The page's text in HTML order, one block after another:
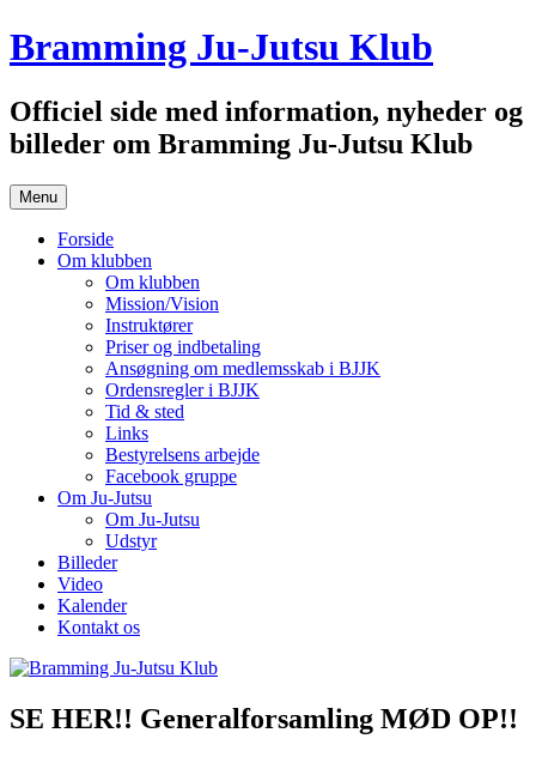
Hop
til
Bramming Ju-Jutsu Klub
Officiel side med information, nyheder og
billeder om Bramming Ju-Jutsu Klub
Menu
Forside
Om klubben
Om klubben
Mission/Vision
Instruktører
Priser og indbetaling
Ansøgning om medlemsskab i BJJK
Ordensregler i BJJK
Tid & sted
Links
Bestyrelsens arbejde
Facebook gruppe
Om Ju-Jutsu
Om Ju-Jutsu
Udstyr
Billeder
Video
Kalender
Kontakt os
SE HER!! Generalforsamling MØD OP!!